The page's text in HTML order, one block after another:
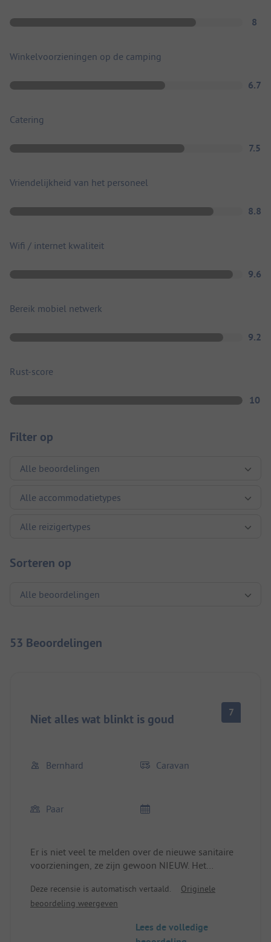
8
Winkelvoorzieningen op de camping
6.7
Catering
7.5
Vriendelijkheid van het personeel
8.8
Wifi / internet kwaliteit
9.6
Bereik mobiel netwerk
9.2
Rust-score
10
Filter op
Sorteren op
53 Beoordelingen
Niet alles wat blinkt is goud 7
Bernhard Caravan
Paar
Er is niet veel te melden over de nieuwe sanitaire
voorzieningen, ze zijn gewoon NIEUW. Het
stoorde, was dat alle gebieden er volledig identiek
uitzagen, zonder kleurafscheiding, waardoor het in
Naar onze mening ontbreken er kleedkamers bij
Deze recensie is automatisch vertaald.
Originele
beoordeling weergeven
Lees de volledige